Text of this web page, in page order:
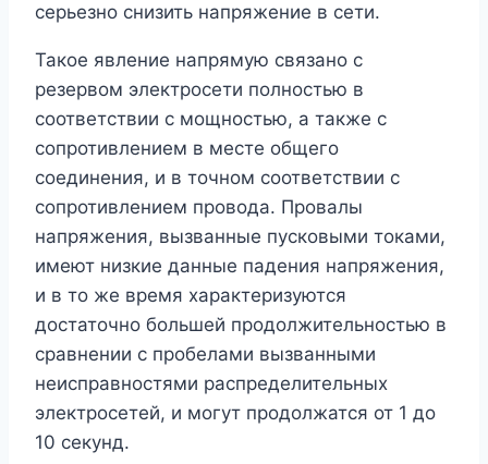
серьезно снизить напряжение в сети.
Такое явление напрямую связано с
резервом электросети полностью в
соответствии с мощностью, а также с
сопротивлением в месте общего
соединения, и в точном соответствии с
сопротивлением провода. Провалы
напряжения, вызванные пусковыми токами,
имеют низкие данные падения напряжения,
и в то же время характеризуются
достаточно большей продолжительностью в
сравнении с пробелами вызванными
неисправностями распределительных
электросетей, и могут продолжатся от 1 до
10 секунд.